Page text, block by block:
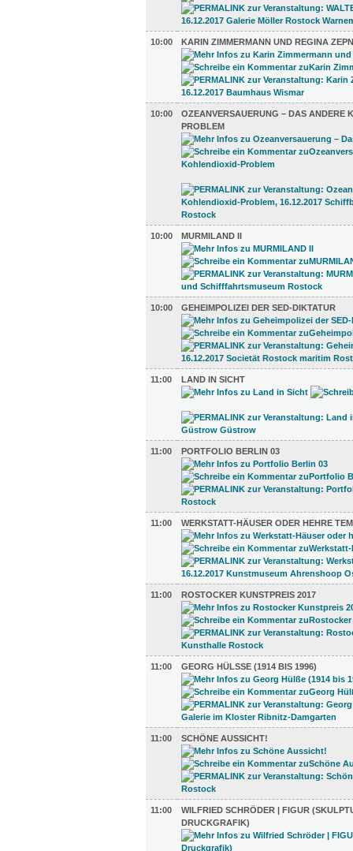
10:00 KARIN ZIMMERMANN UND REGINA
10:00
OZEANVERSAUERUNG – DAS ANDERE
PROBLEM
10:00 MURMILAND II
10:00 GEHEIMPOLIZEI DER SED-DIKTATUR
11:00 LAND IN SICHT
11:00 PORTFOLIO BERLIN 03
11:00 WERKSTATT-HÄUSER ODER HEHRE
11:00 ROSTOCKER KUNSTPREIS 2017
11:00 GEORG HÜLSSE (1914 BIS 1996)
11:00 SCHÖNE AUSSICHT!
11:00
WILFRIED SCHRÖDER | FIGUR
DRUCKGRAFIK)